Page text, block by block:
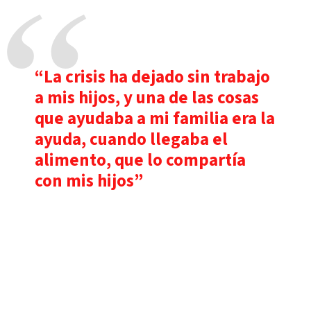
“La crisis ha dejado sin trabajo
a mis hijos, y una de las cosas
que ayudaba a mi familia era la
ayuda, cuando llegaba el
alimento, que lo compartía
con mis hijos”